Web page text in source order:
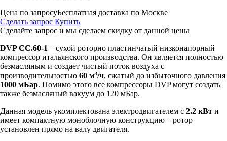
Цена по запросуБесплатная доставка по Москве
Сделать запрос Купить
Сделайте запрос и мы сделаем скидку от данной цены
DVP CC.60-1 – сухой роторно пластинчатый низконапорный
компрессор итальянского производства. Он является полностью
безмасляным и создает чистый поток воздуха с
производительностью 60 м3/ч, сжатый до избыточного давления
1000 мБар. Помимо этого все компрессоры DVP могут создать
также безмасляный вакуум до 120 мБар.
Данная модель укомплектована электродвигателем с 2.2 кВт и
имеет компактную моноблочную конструкцию – ротор
установлен прямо на валу двигателя.